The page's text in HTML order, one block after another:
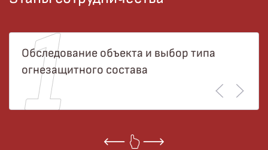
Обследование объекта и выбор типа
огнезащитного состава